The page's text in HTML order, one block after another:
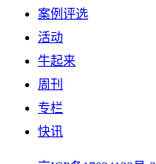
案例评选
活动
牛起来
周刊
专栏
快讯